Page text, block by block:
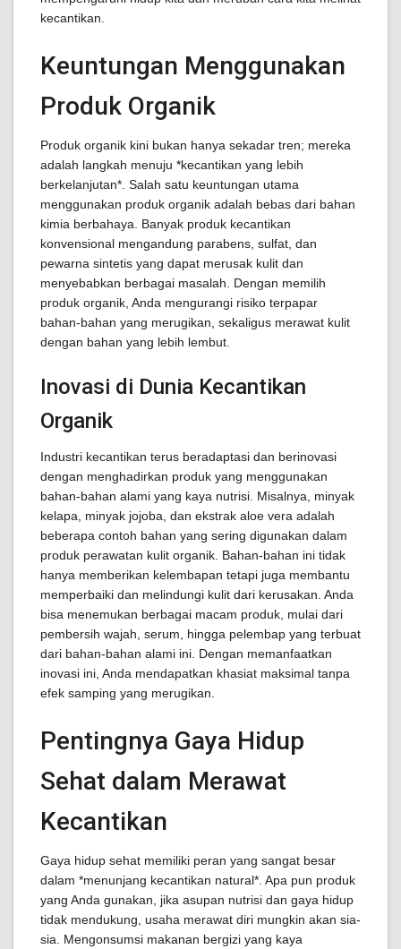
kecantikan.
Keuntungan Menggunakan
Produk Organik
Produk organik kini bukan hanya sekadar tren; mereka
adalah langkah menuju *kecantikan yang lebih
berkelanjutan*. Salah satu keuntungan utama
menggunakan produk organik adalah bebas dari bahan
kimia berbahaya. Banyak produk kecantikan
konvensional mengandung parabens, sulfat, dan
pewarna sintetis yang dapat merusak kulit dan
menyebabkan berbagai masalah. Dengan memilih
produk organik, Anda mengurangi risiko terpapar
bahan-bahan yang merugikan, sekaligus merawat kulit
dengan bahan yang lebih lembut.
Inovasi di Dunia Kecantikan
Organik
Industri kecantikan terus beradaptasi dan berinovasi
dengan menghadirkan produk yang menggunakan
bahan-bahan alami yang kaya nutrisi. Misalnya, minyak
kelapa, minyak jojoba, dan ekstrak aloe vera adalah
beberapa contoh bahan yang sering digunakan dalam
produk perawatan kulit organik. Bahan-bahan ini tidak
hanya memberikan kelembapan tetapi juga membantu
memperbaiki dan melindungi kulit dari kerusakan. Anda
bisa menemukan berbagai macam produk, mulai dari
pembersih wajah, serum, hingga pelembap yang terbuat
dari bahan-bahan alami ini. Dengan memanfaatkan
inovasi ini, Anda mendapatkan khasiat maksimal tanpa
efek samping yang merugikan.
Pentingnya Gaya Hidup
Sehat dalam Merawat
Kecantikan
Gaya hidup sehat memiliki peran yang sangat besar
dalam *menunjang kecantikan natural*. Apa pun produk
yang Anda gunakan, jika asupan nutrisi dan gaya hidup
tidak mendukung, usaha merawat diri mungkin akan sia-
sia. Mengonsumsi makanan bergizi yang kaya